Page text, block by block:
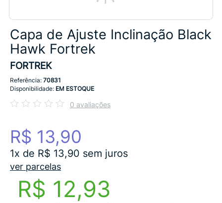
Capa de Ajuste Inclinação Black
Hawk Fortrek
FORTREK
Referência: 70831
Disponibilidade: EM ESTOQUE
0 avaliações
R$ 13,90
1x de R$ 13,90 sem juros
ver parcelas
R$ 12,93